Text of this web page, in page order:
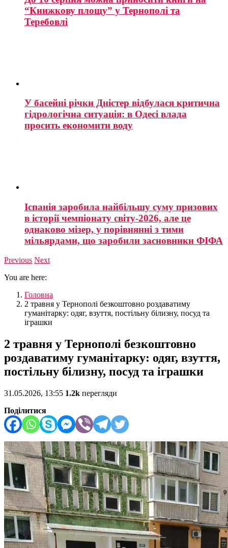
“Книжкову площу” у Тернополі та
Теребовлі
У басейні річки Дністер відбулася критична
гідрологічна ситуація: в Одесі влада
просить економити воду
Іспанія заробила найбільшу суму призових
в історії чемпіонату світу-2026, але це
однаково мізер, у порівнянні з тими
мільярдами, що заробили засновники ФІФА
Previous Next
You are here:
Головна
2 травня у Тернополі безкоштовно роздаватиму
гуманітарку: одяг, взуття, постільну білизну, посуд та
іграшки
2 травня у Тернополі безкоштовно
роздаватиму гуманітарку: одяг, взуття,
постільну білизну, посуд та іграшки
31.05.2026, 13:55 1.2k перегляди
Поділитися